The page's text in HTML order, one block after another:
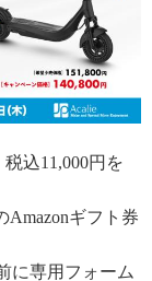
込11,000円を
Amazonギフト券
に専用フォーム